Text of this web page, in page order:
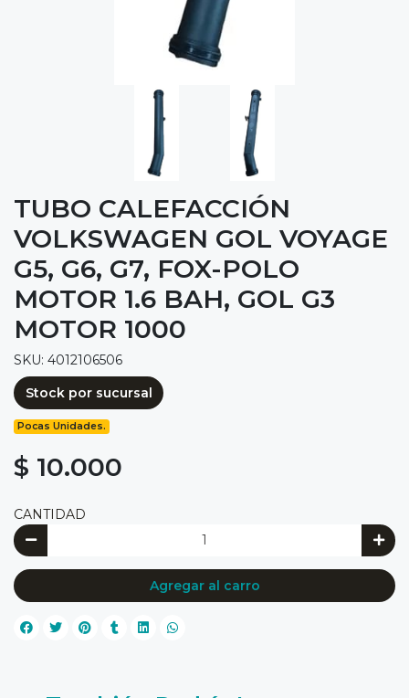
TUBO CALEFACCIÓN
VOLKSWAGEN GOL VOYAGE
G5, G6, G7, FOX-POLO
MOTOR 1.6 BAH, GOL G3
MOTOR 1000
SKU: 4012106506
Stock por sucursal
Pocas Unidades.
$ 10.000
CANTIDAD
Agregar al carro